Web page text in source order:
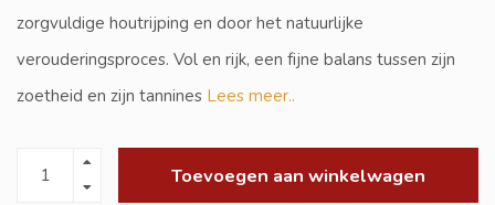
zorgvuldige houtrijping en door het natuurlijke
verouderingsproces. Vol en rijk, een fijne balans tussen zijn
zoetheid en zijn tannines Lees meer..
Toevoegen aan winkelwagen